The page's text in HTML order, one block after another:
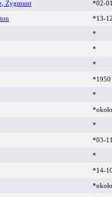
Zygmunt *02-
*13-
*
*
*
*1950
*
*
*03-
*
*14-